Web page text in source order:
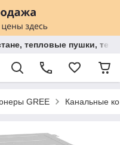
тепловые пушки,
GREE Канальные